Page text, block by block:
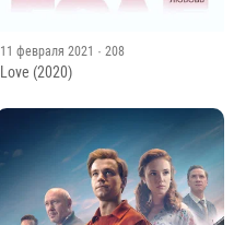
11 февраля 2021 · 208
Love (2020)